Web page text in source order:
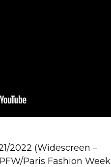
2022 (Widescreen –
Paris Fashion Week